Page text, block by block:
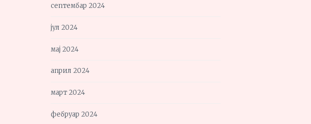
септембар 2024
јул 2024
мај 2024
април 2024
март 2024
фебруар 2024